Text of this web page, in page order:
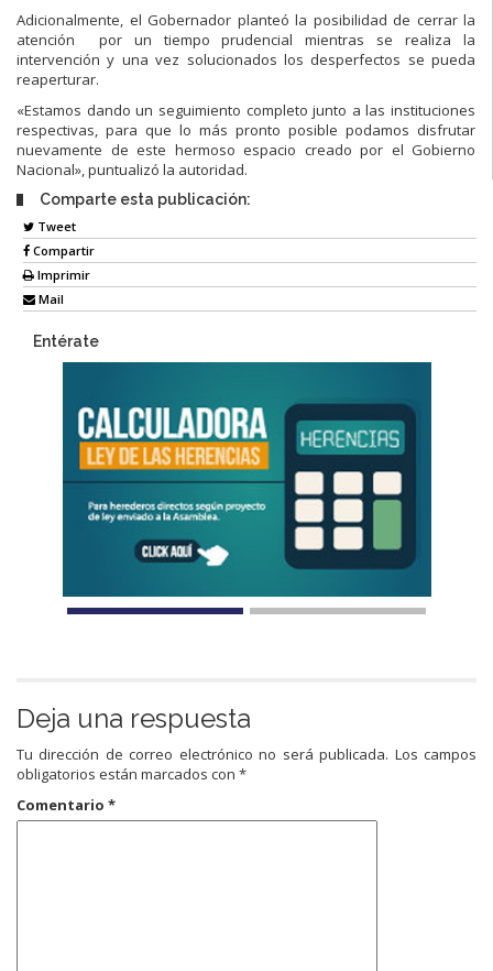
Adicionalmente, el Gobernador planteó la posibilidad de cerrar la
atención por un tiempo prudencial mientras se realiza la
intervención y una vez solucionados los desperfectos se pueda
reaperturar.
«Estamos dando un seguimiento completo junto a las instituciones
respectivas, para que lo más pronto posible podamos disfrutar
nuevamente de este hermoso espacio creado por el Gobierno
Nacional», puntualizó la autoridad.
Comparte esta publicación:
Tweet
Compartir
Imprimir
Mail
Entérate
Deja una respuesta
Tu dirección de correo electrónico no será publicada. Los campos
obligatorios están marcados con *
Comentario *